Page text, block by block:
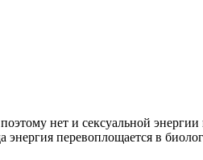
нет и сексуальной
перевоплощается в